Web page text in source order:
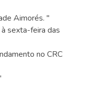
Aimorés. "
sexta-feira das
no CRC